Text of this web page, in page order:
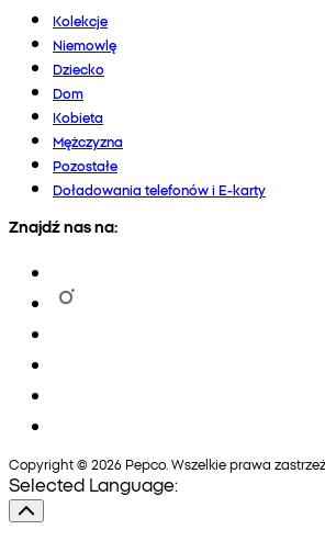
Kolekcje
Niemowlę
Dziecko
Dom
Kobieta
Mężczyzna
Pozostałe
Doładowania telefonów i E-karty
Znajdź nas na:
Copyright © 2026 Pepco. Wszelkie prawa
Selected Language: